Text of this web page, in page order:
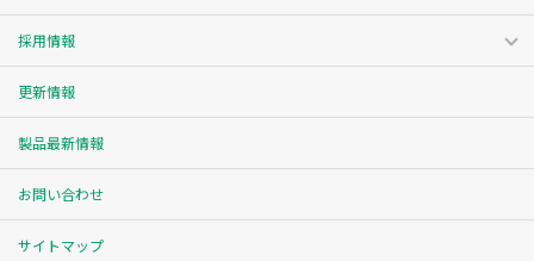
採用情報
更新情報
製品最新情報
お問い合わせ
サイトマップ